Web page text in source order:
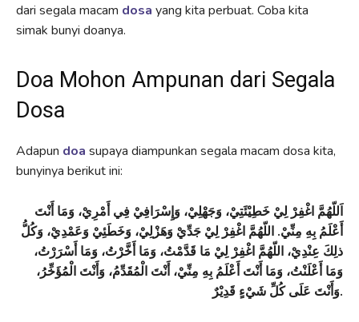
dari segala macam dosa yang kita perbuat. Coba kita
simak bunyi doanya.
Doa Mohon Ampunan dari Segala
Dosa
Adapun doa supaya diampunkan segala macam dosa kita,
bunyinya berikut ini:
اَللّهُمَّ اغْفِرْ لِيْ خَطِيْئَتِيْ، وَجَهْلِيْ، وَإِسْرَافِيْ فِي أَمْرِيْ، وَمَا أَنْتَ
أَعْلَمُ بِهِ مِنِّيْ. اللّهُمَّ اغْفِرْ لِيْ جَدِّيْ وَهَزْلِيْ، وَخَطَئِيْ وَعَمْدِيْ، وَكُلُّ
ذلِكَ عِنْدِيْ، اللّهُمَّ اغْفِرْ لِيْ مَا قَدَّمْتُ، وَمَا أَخَّرْتُ، وَمَا أَسْرَرْتُ،
وَمَا أَعْلَنْتُ، وَمَا أَنْتَ أَعْلَمُ بِهِ مِنِّيْ، أَنْتَ الْمُقَدِّمُ، وَأَنْتَ الْمُؤَخِّرُ،
وَأَنْتَ عَلَى كُلِّ شَيْءٍ قَدِيْرٌ.